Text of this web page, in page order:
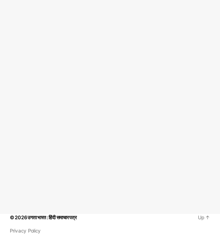
© 2026उगता भारत : हिंदी समाचार पत्र
Privacy Policy
Up ↑